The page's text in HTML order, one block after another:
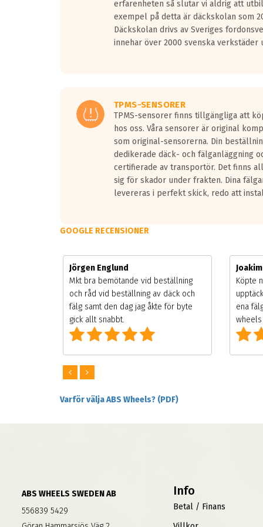
Vid körning i över 50km/h brukar
På däckmärkningen kommer det finnas en
medans de vita vågorna påvisar om det är ett tyst
Ett däck med tre svarta vågor uppnår de
erfarenheten så slutar vi aldrig att
exempel på detta är däckskolan som
Däckskolan drivs av Sveriges
innehar över 2000 svenska verkstäder
TPMS-SENSORER
TPMS-sensorer finns tillgängliga att
hos oss. Våra sensorer är original
som original-sensorerna. Din
dedikerade däck- och fälganläggning
certifierade av transportör. Det finns
sig för skador under frakten. Dina
levereras i perfekt skick, redo att
GOOGLE RECENSIONER
Jörgen Englund
Mkt bra bemötande vid beställning
och råd vid beställning av däck och
fälg samt den dag jag åkte för byte
gick allt snabbt.
Köpte
ena
Varför välja ABS Wheels? (PDF)
ABS WHEELS SWEDEN AB
556839 5429
Info
Betal / Finans